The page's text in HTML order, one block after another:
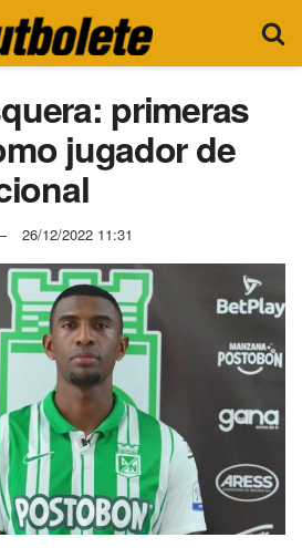
primeras
jugador de
26/12/2022 11:31